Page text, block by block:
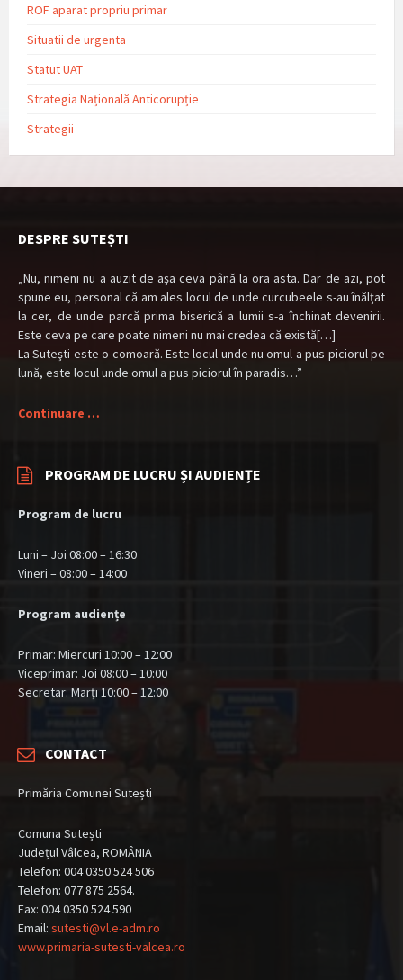
ROF aparat propriu primar
Situatii de urgenta
Statut UAT
Strategia Națională Anticorupție
Strategii
DESPRE SUTEȘTI
„Nu, nimeni nu a auzit de aşa ceva până la ora asta. Dar de azi, pot
spune eu, personal că am ales locul de unde curcubeele s-au înălţat
la cer, de unde parcă prima biserică a lumii s-a închinat devenirii.
Este ceva pe care poate nimeni nu mai credea că există[…]
La Suteşti este o comoară. Este locul unde nu omul a pus piciorul pe
lună, este locul unde omul a pus piciorul în paradis…”
Continuare …
PROGRAM DE LUCRU ȘI AUDIENȚE
Program de lucru
Luni – Joi 08:00 – 16:30
Vineri – 08:00 – 14:00
Program audiențe
Primar: Miercuri 10:00 – 12:00
Viceprimar: Joi 08:00 – 10:00
Secretar: Marți 10:00 – 12:00
CONTACT
Primăria Comunei Sutești
Comuna Sutești
Județul Vâlcea, ROMÂNIA
Telefon: 004 0350 524 506
Telefon: 077 875 2564.
Fax: 004 0350 524 590
Email: sutesti@vl.e-adm.ro
www.primaria-sutesti-valcea.ro